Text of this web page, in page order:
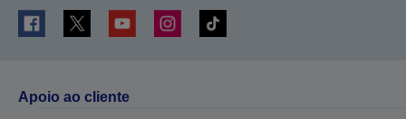
Apoio ao cliente